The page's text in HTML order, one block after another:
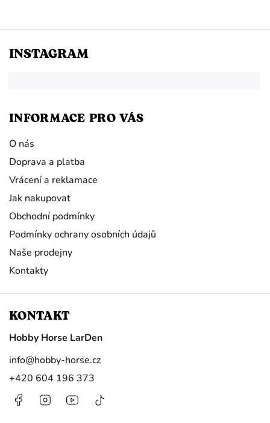
INSTAGRAM
INFORMACE PRO VÁS
O nás
Doprava a platba
Vrácení a reklamace
Jak nakupovat
Obchodní podmínky
Podmínky ochrany osobních údajů
Naše prodejny
Kontakty
KONTAKT
Hobby Horse LarDen
info@hobby-horse.cz
+420 604 196 373
FacebookInstagramhttps://www.youtube.com/